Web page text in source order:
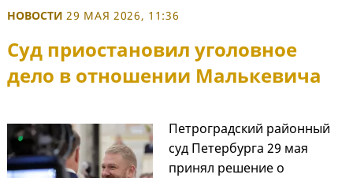
НОВОСТИ 29 МАЯ 2026, 11:36
Суд приостановил уголовное
дело в отношении Малькевича
Петроградский районный
суд Петербурга 29 мая
принял решение о